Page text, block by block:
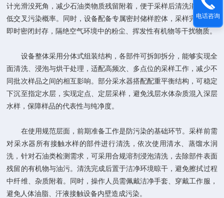
计光滑没死角，减少石油类物质残留附着，便于采样后清洗消杀，降
低交叉污染概率。同时，设备配备专属密封储样腔体，采样完成后可
即时密闭封存，隔绝空气环境中的粉尘、挥发性有机物等干扰物质。
设备整体采用分体式组装结构，各部件可拆卸拆分，能够实现全
面清洗、浸泡与烘干处理，适配高频次、多点位的采样工作，减少不
同批次样品之间的相互影响。部分采水器搭配配重平衡结构，可稳定
下沉至指定水层，实现定点、定层采样，避免浅层水体杂质混入深层
水样，保障样品的代表性与纯净度。
在使用规范层面，前期准备工作是防污染的基础环节。采样前需
对采水器所有接触水样的部件进行清洗，依次使用清水、蒸馏水润
洗，针对石油类检测需求，可采用合规溶剂浸泡清洗，去除部件表面
残留的有机物与油污。清洗完成后置于洁净环境晾干，避免擦拭过程
中纤维、杂质附着。同时，操作人员需佩戴洁净手套、穿戴工作服，
避免人体油脂、汗液接触设备内壁造成污染。
电话咨询